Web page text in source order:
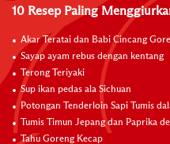
10 Resep Paling
Akar Teratai dan Babi Cincang
Sayap ayam rebus dengan kentang
Terong Teriyaki
Sup ikan pedas ala Sichuan
Potongan Tenderloin Sapi Tumis
Tumis Timun Jepang dan Paprika
Tahu Goreng Kecap